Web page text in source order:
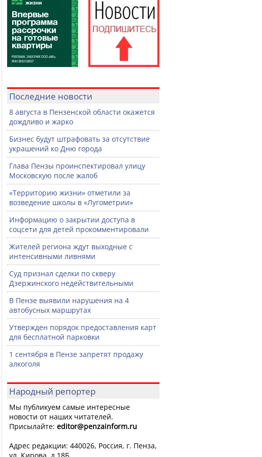
Последние новости
8 августа в Пензенской области окажется
дождливо и жарко
Бизнес будут штрафовать за отсутствие
украшений ко Дню города
Глава Пензы проинспектировал улицу
Московскую после жалоб
«Территорию жизни» отметили за
возведение школы в «Лугометрии»
Информацию о закрытии доступа в
соцсети для детей прокомментировали
Жителей региона ждут выходные с
интенсивными ливнями
Суд признал сделки по скверу
Дзержинского недействительными
В Пензе выявили нарушения на 4
автобусных маршрутах
Утвержден порядок предоставления карт
для бесплатной парковки
1 сентября в Пензе запретят продажу
алкоголя
Народный репортер
Мы публикуем самые интересные
новости от наших читателей.
Присылайте: editor@penzainform.ru
Адрес редакции: 440026, Россия, г. Пенза,